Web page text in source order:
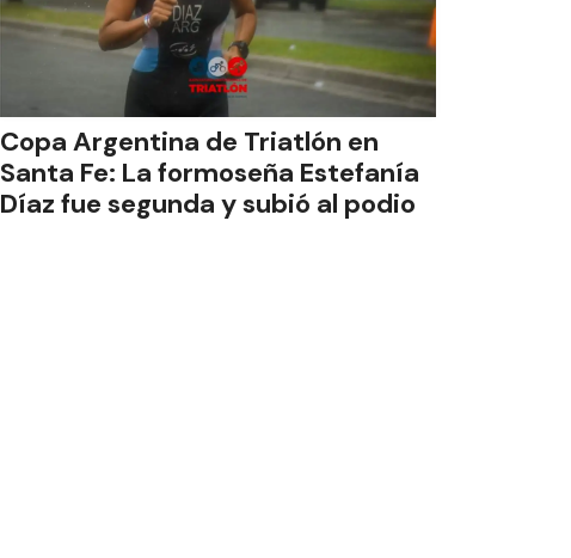
Copa Argentina de Triatlón en
Santa Fe: La formoseña Estefanía
Díaz fue segunda y subió al podio